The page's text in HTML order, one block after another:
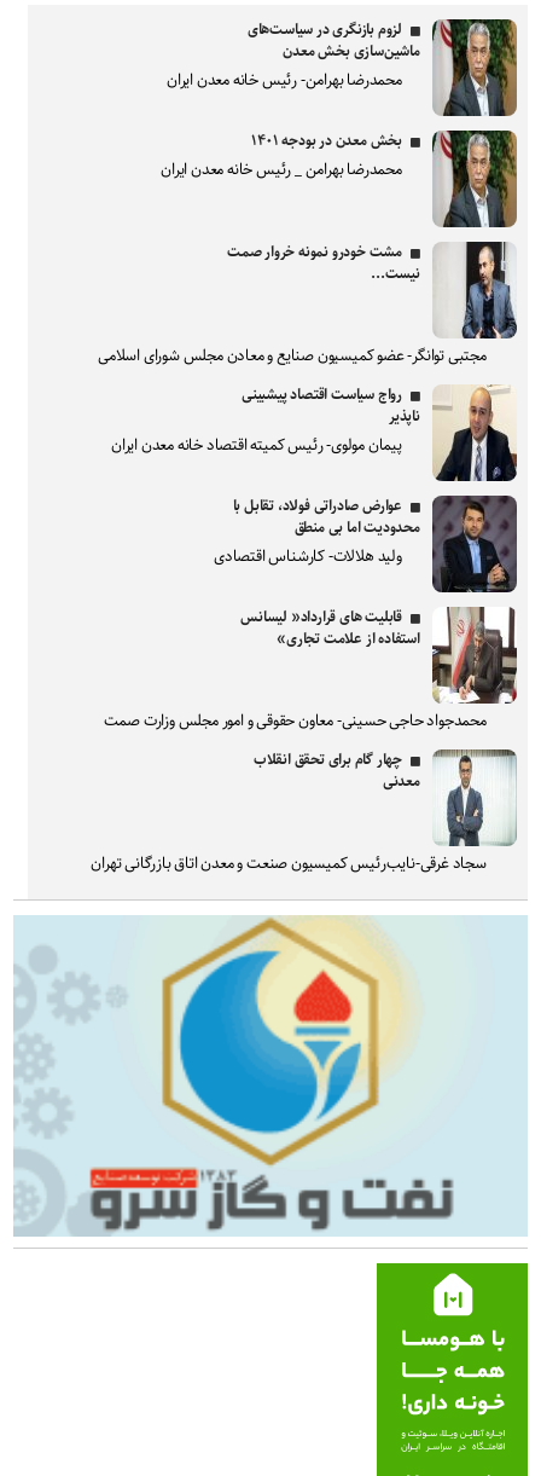
لزوم بازنگری در سیاست‌های
ماشین‌سازی بخش معدن
محمدرضا بهرامن- رئیس خانه معدن ایران
بخش معدن در بودجه ۱۴۰۱
محمدرضا بهرامن _ رئیس خانه معدن ایران
مشت خودرو نمونه خروار صمت
نیست...
مجتبی توانگر- عضو کمیسیون صنایع و معادن مجلس شورای اسلامی
رواج سیاست اقتصاد پیشبینی
ناپذیر
پیمان مولوی- رئیس کمیته اقتصاد خانه معدن ایران
عوارض صادراتی فولاد، تقابل با
محدودیت اما بی منطق
ولید هلالات- کارشناس اقتصادی
قابلیت های قرارداد« لیسانس
استفاده از علامت تجاری»
محمدجواد حاجی حسینی- معاون حقوقی و امور مجلس وزارت صمت
چهار گام برای تحقق انقلاب
معدنی
سجاد غرقی-نایب‌رئیس کمیسیون صنعت و معدن اتاق بازرگانی تهران